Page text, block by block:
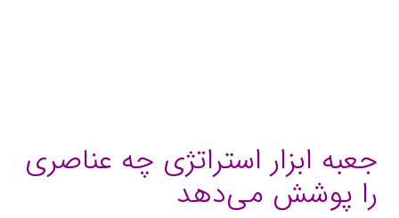
جعبه ابزار استراتژی چه عناصری
را پوشش می‌دهد